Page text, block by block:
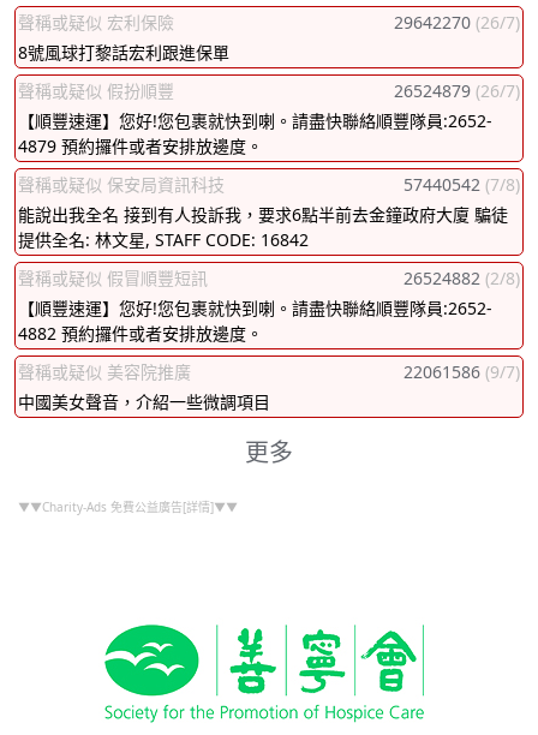
聲稱或疑似 宏利保險 29642270 (26/7)
8號風球打黎話宏利跟進保單
聲稱或疑似 假扮順豐
26524879 (26/7)
【順豐速運】您好!您包裹就快到喇。請盡快聯絡順豐隊員:2652-
4879 預約攞件或者安排放邊度。
聲稱或疑似 保安局資訊科技
57440542 (7/8)
能說出我全名 接到有人投訴我，要求6點半前去金鐘政府大廈 騙徒
提供全名: 林文星, STAFF CODE: 16842
聲稱或疑似 假冒順豐短訊
26524882 (2/8)
【順豐速運】您好!您包裹就快到喇。請盡快聯絡順豐隊員:2652-
4882 預約攞件或者安排放邊度。
聲稱或疑似 美容院推廣
22061586 (9/7)
中國美女聲音，介紹一些微調項目
更多
▼▼Charity-Ads 免費公益廣告[詳情]▼▼